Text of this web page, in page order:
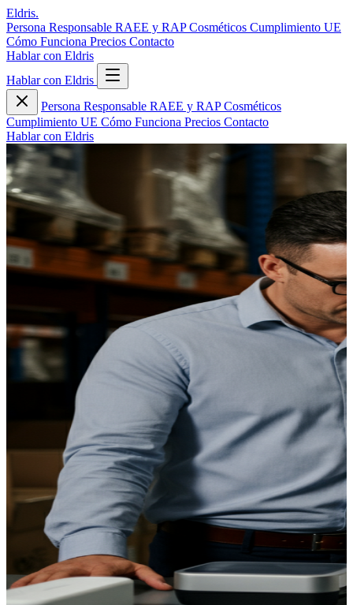
Eldris.
Persona Responsable RAEE y RAPCosméticos Cumplimiento UE
Cómo Funciona Precios Contacto
Hablar con Eldris
Hablar con Eldris
Persona Responsable RAEE y RAPCosméticos
Cumplimiento UE Cómo Funciona Precios Contacto
Hablar con Eldris